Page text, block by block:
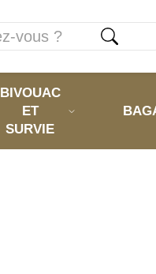
BIVOUAC
ET
SURVIE